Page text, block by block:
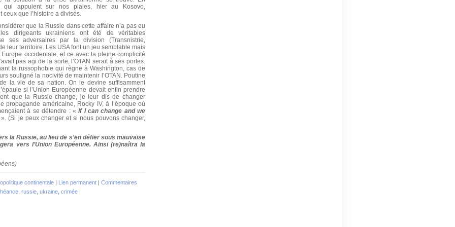
qui appuient sur nos plaies, hier au Kosovo,
que l’histoire a divisés.
que la Russie dans cette affaire n’a pas eu
dirigeants ukrainiens ont été de véritables
ses adversaires par la division (Transnistrie,
leur territoire. Les USA font un jeu semblable mais
occidentale, et ce avec la pleine complicité
pas agi de la sorte, l’OTAN serait à ses portes.
la russophobie qui règne à Washington, cas de
souligné la nocivité de maintenir l’OTAN. Poutine
la vie de sa nation. On le devine suffisamment
si l’Union Européenne devait enfin prendre
que la Russie change, je leur dis de changer
propagande américaine, Rocky IV, à l’époque où
à se détendre : «If I can change and we
(Si je peux changer et si nous pouvons changer,
la Russie, au lieu de s’en défier sous mauvaise
vers l’Union Européenne. Ainsi (re)naîtra la
continentale | Lien permanent | Commentaires
russie ukraine crimée |